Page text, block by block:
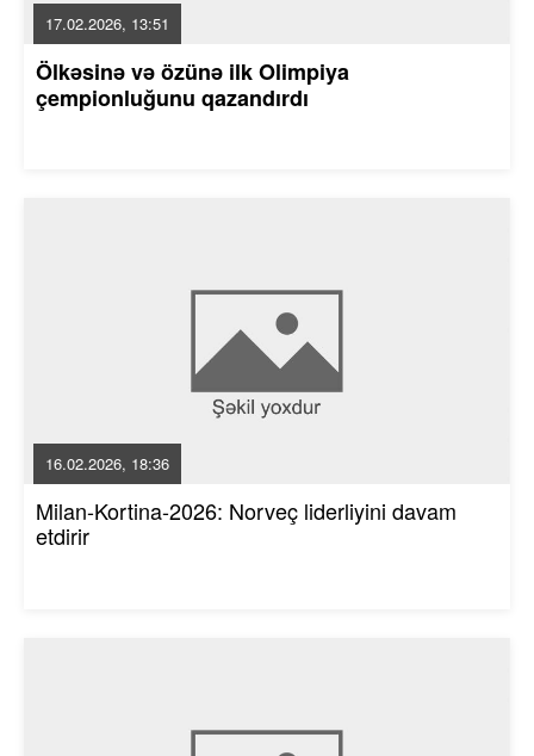
17.02.2026, 13:51
Ölkəsinə və özünə ilk Olimpiya
çempionluğunu qazandırdı
16.02.2026, 18:36
Milan-Kortina-2026: Norveç liderliyini davam
etdirir